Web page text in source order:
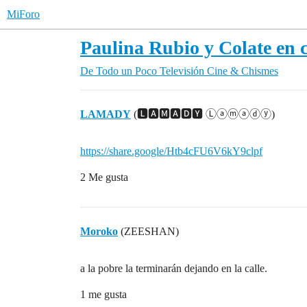
MiForo
Paulina Rubio y Colate en
De Todo un Poco Televisión Cine & Chismes
LAMADY (🅻🅰🅼🅰🅳🆈 Ⓛⓐⓜⓐⓓⓨ)
https://share.google/Htb4cFU6V6kY9clpf
2 Me gusta
Moroko (ZEESHAN)
a la pobre la terminarán dejando en la calle.
1 me gusta